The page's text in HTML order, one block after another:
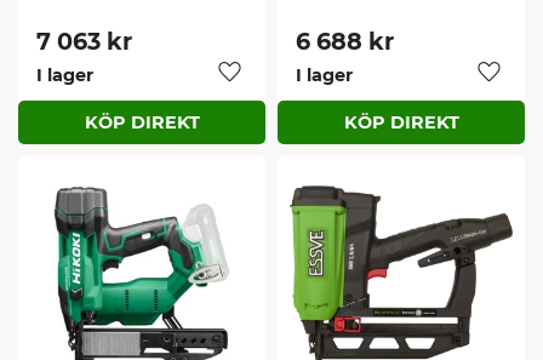
7 063 kr
Lägg till i favoriter
I lager
6 688 kr
Lägg
I lager